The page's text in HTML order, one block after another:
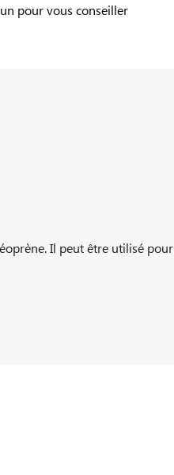
pour vous conseiller
Il peut être utilisé